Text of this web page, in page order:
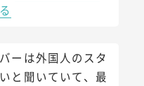
ーは外国人のスタ
と聞いていて、最